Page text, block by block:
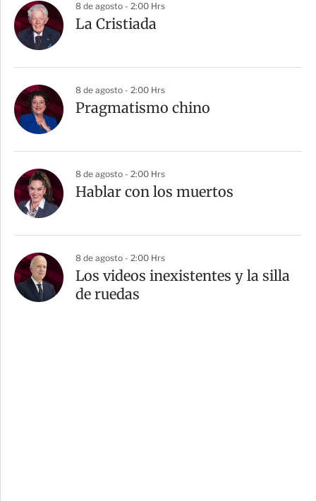
8 de agosto - 2:00 Hrs
La Cristiada
8 de agosto - 2:00 Hrs
Pragmatismo chino
8 de agosto - 2:00 Hrs
Hablar con los muertos
8 de agosto - 2:00 Hrs
Los videos inexistentes y la silla
de ruedas